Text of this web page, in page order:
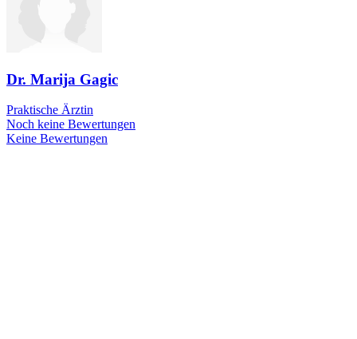
Dr. Marija Gagic
Praktische Ärztin
Noch keine Bewertungen
Keine Bewertungen